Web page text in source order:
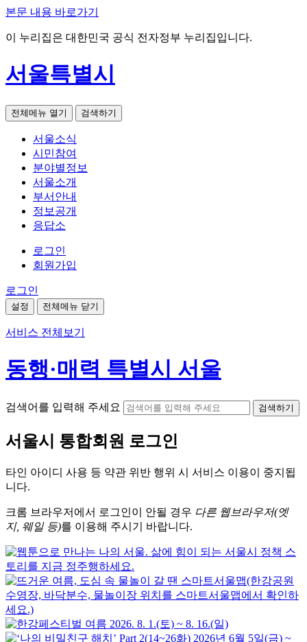
본문 내용 바로가기
이 누리집은 대한민국 공식 전자정부 누리집입니다.
서울특별시
전체메뉴 열기 검색하기
서울소식
시민참여
분야별정보
서울소개
부서안내
정보공개
응답소
로그인
회원가입
로그인
설정 전체메뉴 닫기
서비스 전체보기
동행·매력 특별시 서울
검색어를 입력해 주세요 검색하기
서울시 통합회원 로그인
타인 아이디 사용 등 약관 위반 행위 시 서비스 이용이 중지됩
니다.
크롬 브라우저에서 로그인이 안될 경우 다른 웹브라우저(엣
지, 웨일 등)를 이용해 주시기 바랍니다.